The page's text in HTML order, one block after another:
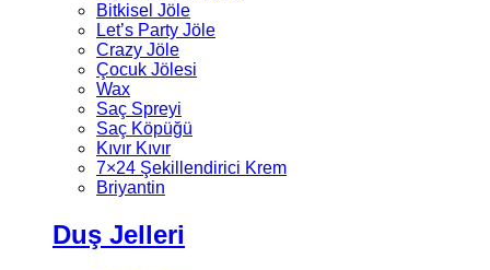
Bitkisel Jöle
Let’s Party Jöle
Crazy Jöle
Çocuk Jölesi
Wax
Saç Spreyi
Saç Köpüğü
Kıvır Kıvır
7×24 Şekillendirici Krem
Briyantin
Duş Jelleri